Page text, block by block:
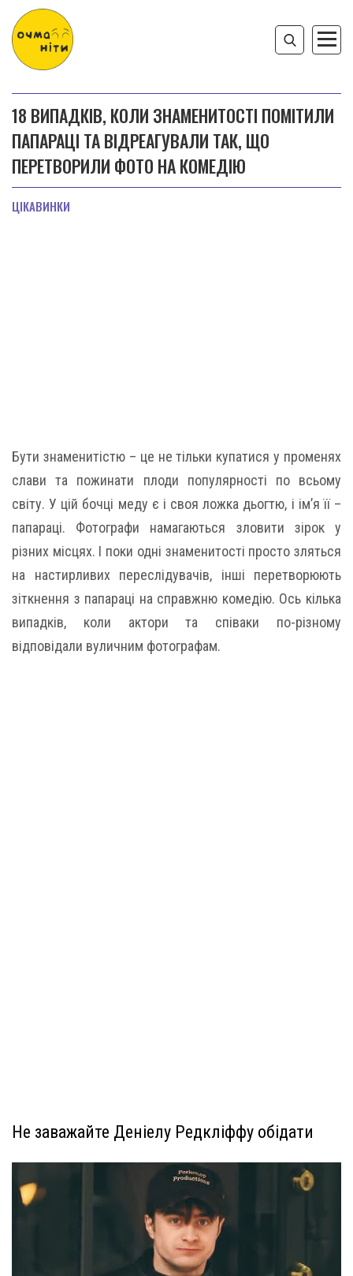
18 ВИПАДКІВ, КОЛИ ЗНАМЕНИТОСТІ ПОМІТИЛИ
ПАПАРАЦІ ТА ВІДРЕАГУВАЛИ ТАК, ЩО
ПЕРЕТВОРИЛИ ФОТО НА КОМЕДІЮ
ЦІКАВИНКИ
Бути знаменитістю – це не тільки купатися у променях
слави та пожинати плоди популярності по всьому
світу. У цій бочці меду є і своя ложка дьогтю, і ім’я її –
папараці. Фотографи намагаються зловити зірок у
різних місцях. І поки одні знаменитості просто зляться
на настирливих переслідувачів, інші перетворюють
зіткнення з папараці на справжню комедію. Ось кілька
випадків, коли актори та співаки по-різному
відповідали вуличним фотографам.
Не заважайте Деніелу Редкліффу обідати